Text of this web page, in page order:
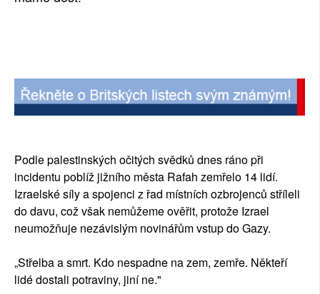
Podle palestinských očitých svědků dnes ráno při
incidentu poblíž jižního města Rafah zemřelo 14 lidí.
Izraelské síly a spojenci z řad místních ozbrojenců stříleli
do davu, což však nemůžeme ověřit, protože Izrael
neumožňuje nezávislým novinářům vstup do Gazy.
„Střelba a smrt. Kdo nespadne na zem, zemře. Někteří
lidé dostali potraviny, jiní ne."